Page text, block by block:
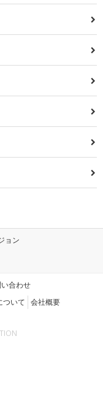
ョン
合わせ
ついて 会社概要